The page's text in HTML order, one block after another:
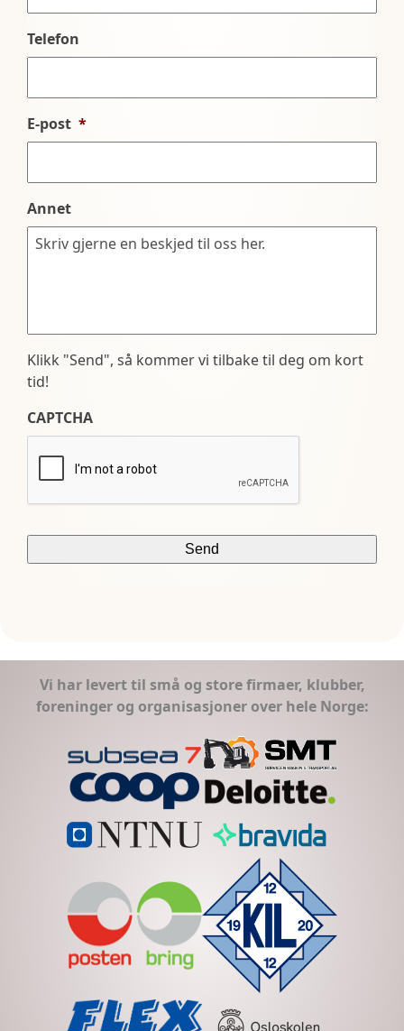
Telefon
E-post *
Annet
Klikk "Send", så kommer vi tilbake til deg om kort
tid!
CAPTCHA
Vi har levert til små og store firmaer, klubber,
foreninger og organisasjoner over hele Norge: